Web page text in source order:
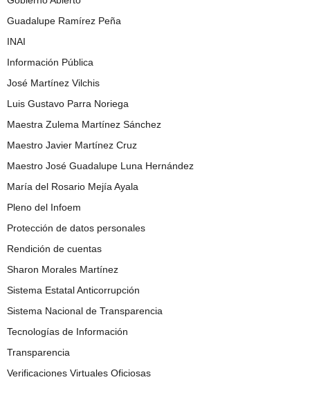
Guadalupe Ramírez Peña
INAI
Información Pública
José Martínez Vilchis
Luis Gustavo Parra Noriega
Maestra Zulema Martínez Sánchez
Maestro Javier Martínez Cruz
Maestro José Guadalupe Luna Hernández
María del Rosario Mejía Ayala
Pleno del Infoem
Protección de datos personales
Rendición de cuentas
Sharon Morales Martínez
Sistema Estatal Anticorrupción
Sistema Nacional de Transparencia
Tecnologías de Información
Transparencia
Verificaciones Virtuales Oficiosas